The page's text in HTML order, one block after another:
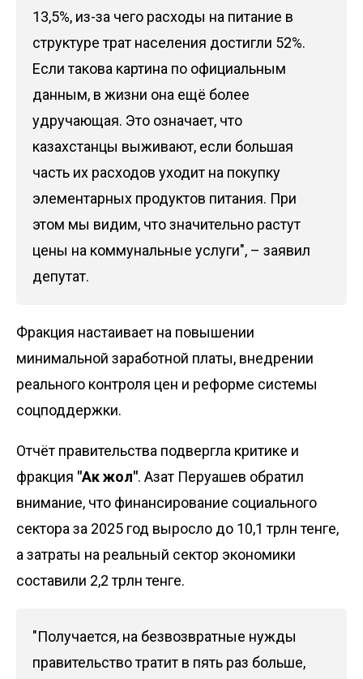
13,5%, из-за чего расходы на питание в
структуре трат населения достигли 52%.
Если такова картина по официальным
данным, в жизни она ещё более
удручающая. Это означает, что
казахстанцы выживают, если большая
часть их расходов уходит на покупку
элементарных продуктов питания. При
этом мы видим, что значительно растут
цены на коммунальные услуги", – заявил
депутат.
Фракция настаивает на повышении
минимальной заработной платы, внедрении
реального контроля цен и реформе системы
соцподдержки.
Отчёт правительства подвергла критике и
фракция "Ак жол". Азат Перуашев обратил
внимание, что финансирование социального
сектора за 2025 год выросло до 10,1 трлн тенге,
а затраты на реальный сектор экономики
составили 2,2 трлн тенге.
"Получается, на безвозвратные нужды
правительство тратит в пять раз больше,